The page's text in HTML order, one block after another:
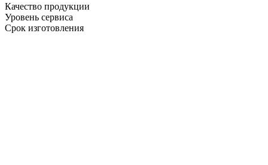
Качество продукции
Уровень сервиса
Срок изготовления